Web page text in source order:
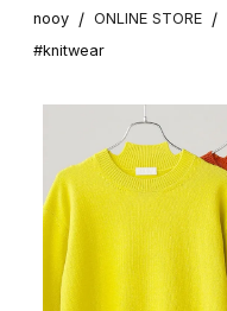
nooy / ONLINE STORE /
#knitwear